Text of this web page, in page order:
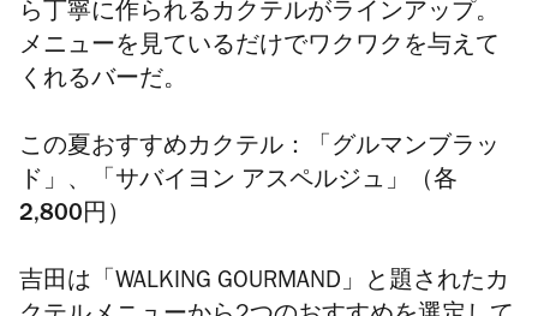
ら丁寧に作られるカクテルがラインアップ。
メニューを見ているだけでワクワクを与えて
くれるバーだ。
この夏おすすめカクテル：「グルマンブラッ
ド」、「サバイヨン アスペルジュ」（各
2,800円）
吉田は「WALKING GOURMAND」と題されたカ